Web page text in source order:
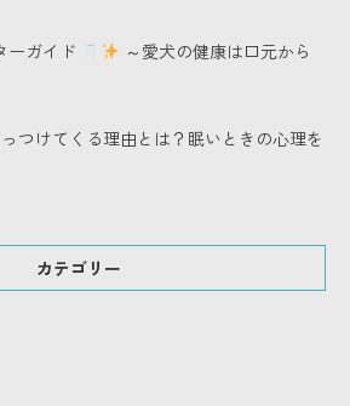
ーガイド
～愛犬の健康は口元から
つけてくる理由とは？眠いときの心理を
カテゴリー